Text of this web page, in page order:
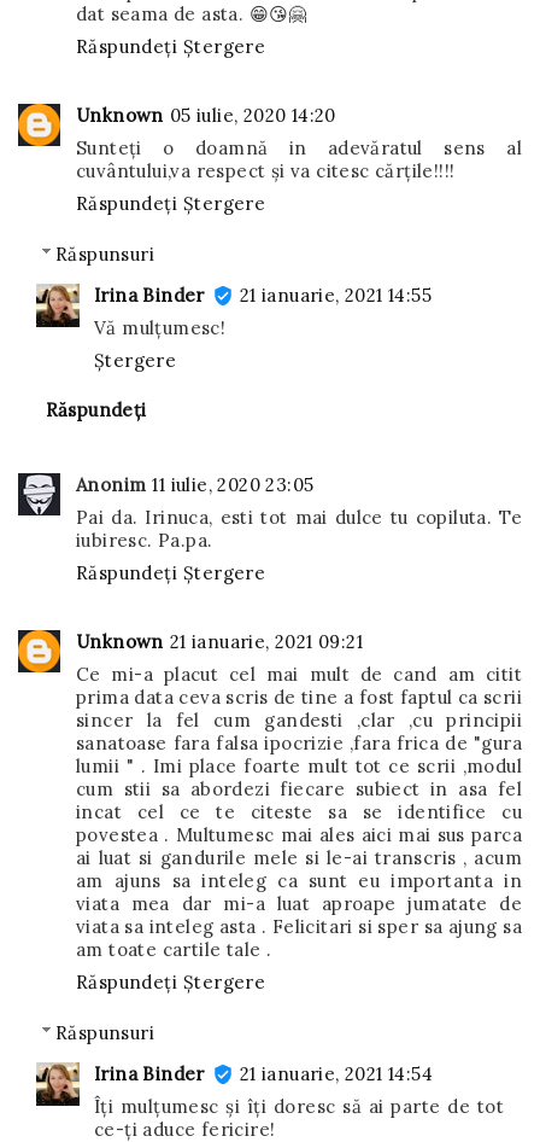
dat seama de asta. 😁😘🤗
Răspundeți Ștergere
Unknown 05 iulie, 2020 14:20
Sunteți o doamnă in adevăratul sens al
cuvântului,va respect și va citesc cărțile!!!!
Răspundeți Ștergere
Răspunsuri
Irina Binder
21 ianuarie, 2021 14:55
Vă mulțumesc!
Ștergere
Răspundeți
Anonim 11 iulie, 2020 23:05
Pai da. Irinuca, esti tot mai dulce tu copiluta. Te
iubiresc. Pa.pa.
Răspundeți Ștergere
Unknown 21 ianuarie, 2021 09:21
Ce mi-a placut cel mai mult de cand am citit
prima data ceva scris de tine a fost faptul ca scrii
sincer la fel cum gandesti ,clar ,cu principii
sanatoase fara falsa ipocrizie ,fara frica de "gura
lumii " . Imi place foarte mult tot ce scrii ,modul
cum stii sa abordezi fiecare subiect in asa fel
incat cel ce te citeste sa se identifice cu
povestea . Multumesc mai ales aici mai sus parca
ai luat si gandurile mele si le-ai transcris , acum
am ajuns sa inteleg ca sunt eu importanta in
viata mea dar mi-a luat aproape jumatate de
viata sa inteleg asta . Felicitari si sper sa ajung sa
am toate cartile tale .
Răspundeți Ștergere
Răspunsuri
Irina Binder
21 ianuarie, 2021 14:54
Îți mulțumesc și îți doresc să ai parte de tot
ce-ți aduce fericire!